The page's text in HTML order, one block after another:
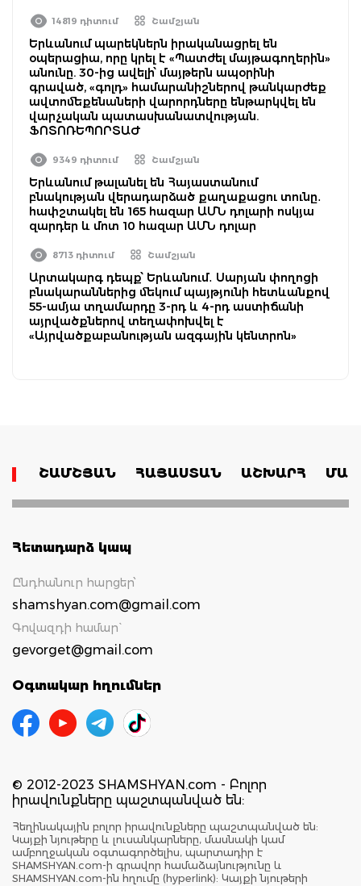
14819 դիտում Շամշյան
Երևանում պարեկներն իրականացրել են
օպերացիա, որը կրել է «Պատժել մայթագողերին»
անունը. 30-ից ավելի՝ մայթերն ապօրինի
գրաված, «գոլդ» համարանիշներով թանկարժեք
ավտոմեքենաների վարորդները ենթարկվել են
վարչական պատասխանատվության.
ՖՈՏՈՌԵՊՈՐՏԱԺ
9349 դիտում Շամշյան
Երևանում թալանել են Հայաստանում
բնակության վերադարձած քաղաքացու տունը․
հափշտակել են 165 հազար ԱՄՆ դոլարի ոսկյա
զարդեր և մոտ 10 հազար ԱՄՆ դոլար
8713 դիտում Շամշյան
Արտակարգ դեպք՝ Երևանում․ Սարյան փողոցի
բնակարաններից մեկում պայթյունի հետևանքով
55-ամյա տղամարդը 3-րդ և 4-րդ աստիճանի
այրվածքներով տեղափոխվել է
«Այրվածքաբանության ազգային կենտրոն»
ՇԱՄՇՅԱՆ ՀԱՅԱՍՏԱՆ ԱՇԽԱՐՀ
Հետադարձ կապ
Ընդհանուր հարցեր՝
shamshyan.com@gmail.com
Գովազդի համար`
gevorget@gmail.com
Օգտակար հղումներ
© 2012-2023 SHAMSHYAN.com - Բոլոր
իրավունքները պաշտպանված են:
Հեղինակային բոլոր իրավունքները պաշտպանված են:
Կայքի նյութերը և լուսանկարները, մասնակի կամ
ամբողջական օգտագործելիս, պարտադիր է
SHAMSHYAN.com-ի գրավոր համաձայնությունը և
SHAMSHYAN.com-ին հղումը (hyperlink): Կայքի նյութերի